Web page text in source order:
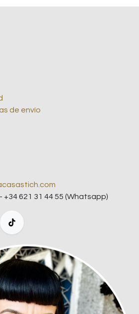
de envío
+34 621 31 44 55 (Whatsapp)